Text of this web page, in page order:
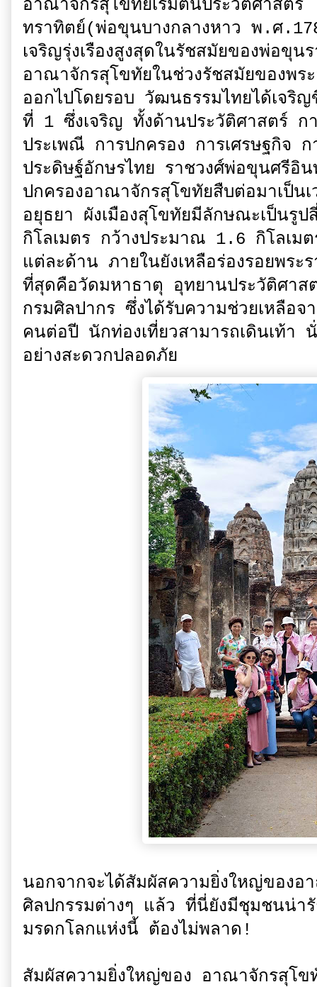
อาณาจักรสุโขทัยเริ่มต้นประวัติศาสต
ทราทิตย์(พ่อขุนบางกลางหาว พ.ศ
เจริญรุ่งเรืองสูงสุดในรัชสมัยของพ่อขุ
อาณาจักรสุโขทัยในช่วงรัชสมัยของพ
ออกไปโดยรอบ วัฒนธรรมไทยได้เจริ
ที่ 1 ซึ่งเจริญ ทั้งด้านประวัติศาสตร์ ก
ประเพณี การปกครอง การเศรษฐกิจ
ประดิษฐ์อักษรไทย ราชวงศ์พ่อขุนศรี
ปกครองอาณาจักรสุโขทัยสืบต่อมาเป็
อยุธยา ผังเมืองสุโขทัยมีลักษณะเป็นรู
กิโลเมตร กว้างประมาณ 1.6 กิโลเมต
แต่ละด้าน ภายในยังเหลือร่องรอยพร
ที่สุดคือวัดมหาธาตุ อุทยานประวัติศาส
กรมศิลปากร ซึ่งได้รับความช่วยเหลือ
คนต่อปี นักท่องเที่ยวสามารถเดินเท้า
อย่างสะดวกปลอดภัย
นอกจากจะได้สัมผัสความยิ่งใหญ่ของ
ศิลปกรรมต่างๆ แล้ว ที่นี่ยังมีชุมชนน่ารั
มรดกโลกแห่งนี้ ต้องไม่พลาด!
สัมผัสความยิ่งใหญ่ของ อาณาจักรสุโ